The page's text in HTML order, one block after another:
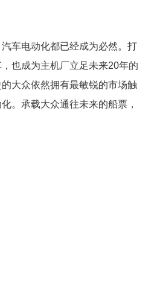
车电动化都已经成为必然。打
也成为主机厂立足未来20年的
大众依然拥有最敏锐的市场触
。承载大众通往未来的船票，